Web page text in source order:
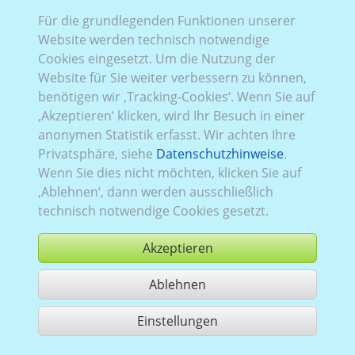
kaufen
1 Treffer teilen
Für die grundlegenden Funktionen unserer
Website werden technisch notwendige
Cookies eingesetzt. Um die Nutzung der
Website für Sie weiter verbessern zu können,
benötigen wir ‚Tracking-Cookies‘. Wenn Sie auf
‚Akzeptieren‘ klicken, wird Ihr Besuch in einer
anonymen Statistik erfasst. Wir achten Ihre
Privatsphäre, siehe Datenschutzhinweise.
Wenn Sie dies nicht möchten, klicken Sie auf
‚Ablehnen‘, dann werden ausschließlich
technisch notwendige Cookies gesetzt.
Akzeptieren
Ablehnen
Einstellungen